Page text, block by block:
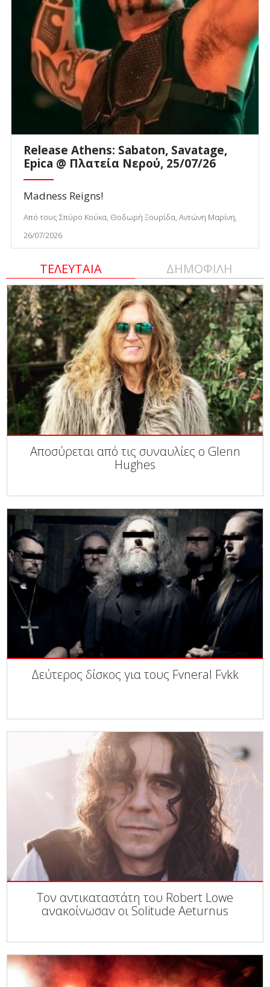
Release Athens: Sabaton, Savatage,
Epica @ Πλατεία Νερού, 25/07/26
Madness Reigns!
Από τους Σπύρο Κούκα, Θοδωρή Ξουρίδα, Αντώνη Μαρίνη,
26/07/2026
ΤΕΛΕΥΤΑΙΑ ΔΗΜΟΦΙΛΗ
Αποσύρεται από τις συναυλίες ο Glenn
Hughes
Δεύτερος δίσκος για τους Fvneral Fvkk
Τον αντικαταστάτη του Robert Lowe
ανακοίνωσαν οι Solitude Aeturnus